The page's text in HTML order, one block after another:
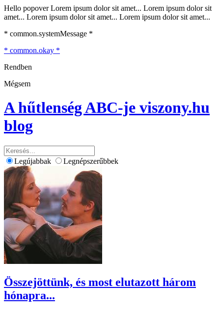
Hello popover Lorem ipsum dolor sit amet... Lorem ipsum dolor sit
amet... Lorem ipsum dolor sit amet... Lorem ipsum dolor sit amet...
* common.systemMessage *
* common.okay *
Rendben
Mégsem
A hűtlenség ABC-je viszony.hu
blog
Legújabbak Legnépszerűbbek
Összejöttünk, és most elutazott három
hónapra...